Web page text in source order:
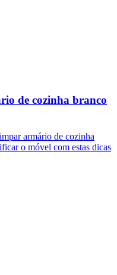
de cozinha branco
armário de cozinha
o móvel com estas dicas